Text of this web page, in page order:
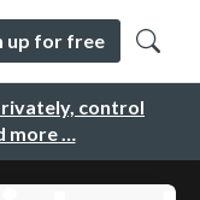
control
more …
up for free